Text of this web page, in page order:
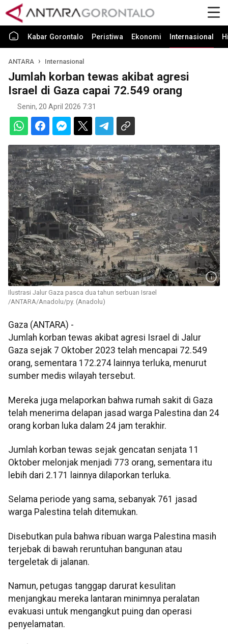
Kabar Gorontalo Peristiwa Ekonomi Internasional
ANTARA Internasional
Jumlah korban tewas akibat agresi
Israel di Gaza capai 72.549 orang
Senin, 20 April 2026 7:31
Ilustrasi Jalur Gaza pasca dua tahun serbuan Israel
/ANTARA/Anadolu/py. (Anadolu)
Gaza (ANTARA) -
Jumlah korban tewas akibat agresi Israel di Jalur
Gaza sejak 7 Oktober 2023 telah mencapai 72.549
orang, sementara 172.274 lainnya terluka, menurut
sumber medis wilayah tersebut.
Mereka juga melaporkan bahwa rumah sakit di Gaza
telah menerima delapan jasad warga Palestina dan 24
orang korban luka dalam 24 jam terakhir.
Jumlah korban tewas sejak gencatan senjata 11
Oktober melonjak menjadi 773 orang, sementara itu
lebih dari 2.171 lainnya dilaporkan terluka.
Selama periode yang sama, sebanyak 761 jasad
warga Palestina telah ditemukan.
Disebutkan pula bahwa ribuan warga Palestina masih
terjebak di bawah reruntuhan bangunan atau
tergeletak di jalanan.
Namun, petugas tanggap darurat kesulitan
menjangkau mereka lantaran minimnya peralatan
evakuasi untuk mengangkut puing dan operasi
penyelamatan.